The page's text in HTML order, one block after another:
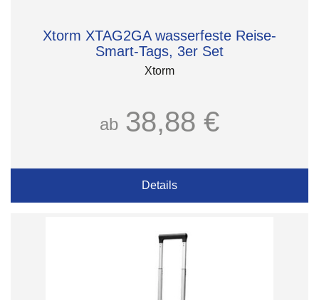
Xtorm XTAG2GA wasserfeste Reise-
Smart-Tags, 3er Set
Xtorm
ab 38,88 €
Details